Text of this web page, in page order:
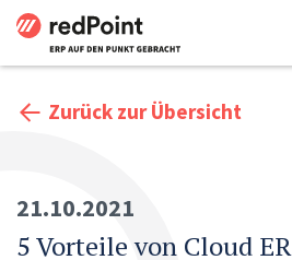
Zurück zur Übersicht
21.10.2021
5 Vorteile von Cloud